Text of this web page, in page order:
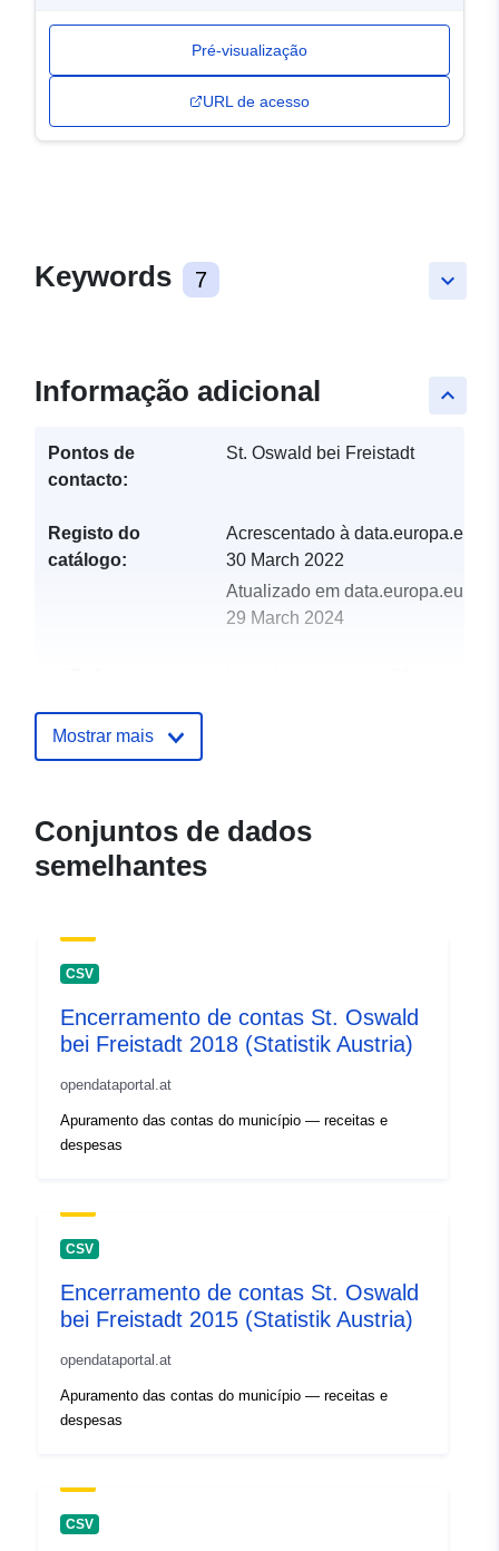
Pré-visualização
URL de acesso
keyboard_arrow_down
Keywords 7
keyboard_arrow_up
Informação adicional
Pontos de
contacto:
St. Oswald bei Freistadt
Registo do
catálogo:
Acrescentado à data.europa.eu:
30 March 2022
Atualizado em data.europa.eu:
29 March 2024
Mostrar mais
Conjuntos de dados
semelhantes
CSV
Encerramento de contas St. Oswald
bei Freistadt 2018 (Statistik Austria)
opendataportal.at
Apuramento das contas do município — receitas e
despesas
CSV
Encerramento de contas St. Oswald
bei Freistadt 2015 (Statistik Austria)
opendataportal.at
Apuramento das contas do município — receitas e
despesas
CSV